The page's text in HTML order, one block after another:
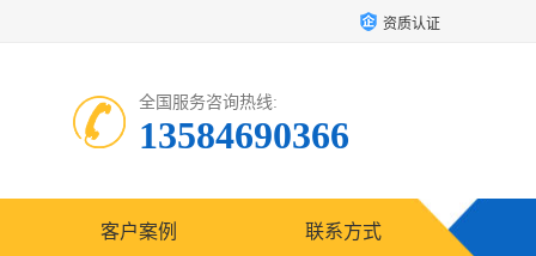
资质认证
全国服务咨询热线:
13584690366
客户案例 联系方式